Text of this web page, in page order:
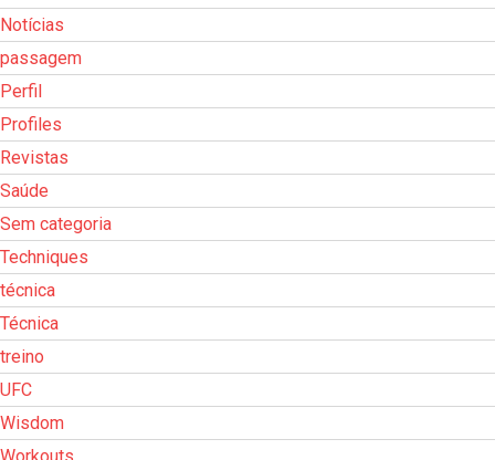
Notícias
passagem
Perfil
Profiles
Revistas
Saúde
Sem categoria
Techniques
técnica
Técnica
treino
UFC
Wisdom